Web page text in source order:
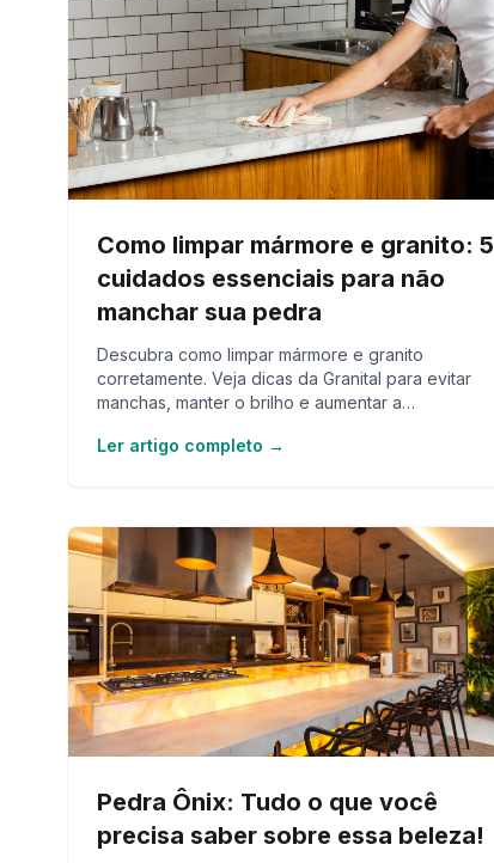
Como limpar mármore e granito: 5
cuidados essenciais para não
manchar sua pedra
Descubra como limpar mármore e granito
corretamente. Veja dicas da Granital para evitar
manchas, manter o brilho e aumentar a
Ler artigo completo →
Pedra Ônix: Tudo o que você
precisa saber sobre essa beleza!